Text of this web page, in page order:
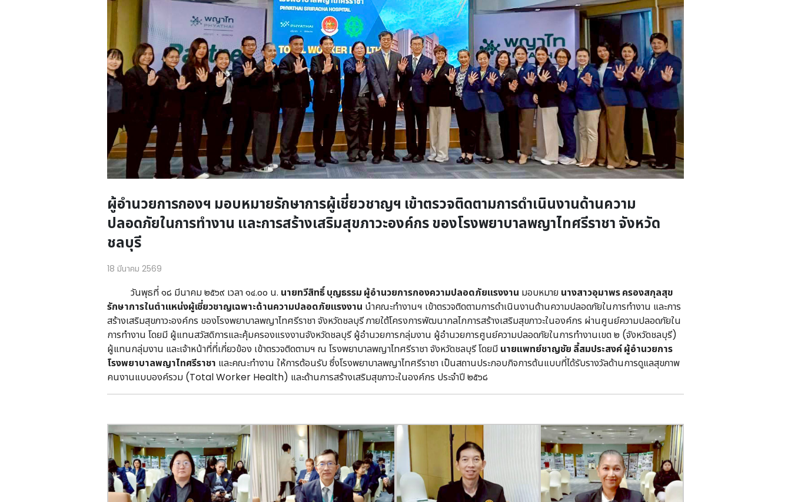
ผู้อำนวยการกองฯ มอบหมายรักษาการผู้เชี่ยวชาญฯ เข้าตรวจติดตามการดำเนินงานด้านความ
ปลอดภัยในการทำงาน และการสร้างเสริมสุขภาวะองค์กร ของโรงพยาบาลพญาไทศรีราชา จังหวัด
ชลบุรี
18 มีนาคม 2569
วันพุธที่ ๑๘ มีนาคม ๒๕๖๙ เวลา ๑๔.๐๐ น. นายทวีสิทธิ์ บุญธรรม ผู้อำนวยการกองความปลอดภัยแรงงาน มอบหมาย นางสาวอุมาพร ครองสกุลสุข
รักษาการในตำแหน่งผู้เชี่ยวชาญเฉพาะด้านความปลอดภัยแรงงาน นำคณะทำงานฯ เข้าตรวจติดตามการดำเนินงานด้านความปลอดภัยในการทำงาน และการ
สร้างเสริมสุขภาวะองค์กร ของโรงพยาบาลพญาไทศรีราชา จังหวัดชลบุรี ภายใต้โครงการพัฒนากลไกการสร้างเสริมสุขภาวะในองค์กร ผ่านศูนย์ความปลอดภัยใน
การทำงาน โดยมี ผู้แทนสวัสดิการและคุ้มครองแรงงานจังหวัดชลบุรี ผู้อำนวยการกลุ่มงาน ผู้อำนวยการศูนย์ความปลอดภัยในการทำงานเขต ๒ (จังหวัดชลบุรี)
ผู้แทนกลุ่มงาน และเจ้าหน้าที่ที่เกี่ยวข้อง เข้าตรวจติดตามฯ ณ โรงพยาบาลพญาไทศรีราชา จังหวัดชลบุรี โดยมี นายแพทย์ชาญชัย ลี้สมประสงค์ ผู้อำนวยการ
โรงพยาบาลพญาไทศรีราชา และคณะทำงาน ให้การต้อนรับ ซึ่งโรงพยาบาลพญาไทศรีราชา เป็นสถานประกอบกิจการต้นแบบที่ได้รับรางวัลด้านการดูแลสุขภาพ
คนงานแบบองค์รวม (Total Worker Health) และด้านการสร้างเสริมสุขภาวะในองค์กร ประจำปี ๒๕๖๘